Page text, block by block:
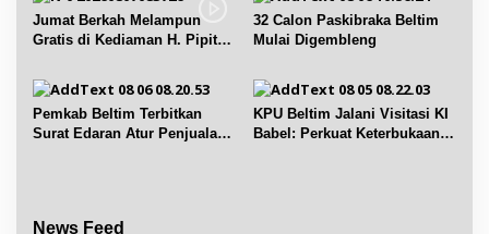
Jumat Berkah Melampun
Gratis di Kediaman H. Pipit
32 Calon Paskibraka Beltim
Mulai Digembleng
Pemkab Beltim Terbitkan
Surat Edaran Atur Penjualan
KPU Beltim Jalani Visitasi KI
Babel: Perkuat Keterbukaan
News Feed